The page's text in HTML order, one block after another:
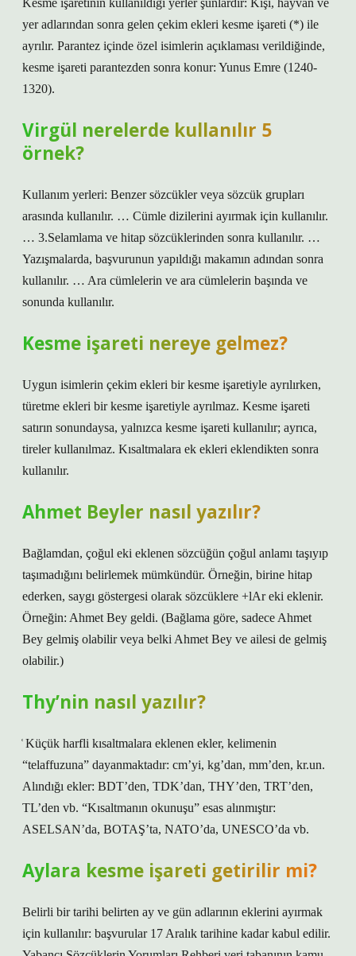
Kesme işaretinin kullanıldığı yerler şunlardır: Kişi, hayvan ve
yer adlarından sonra gelen çekim ekleri kesme işareti (*) ile
ayrılır. Parantez içinde özel isimlerin açıklaması verildiğinde,
kesme işareti parantezden sonra konur: Yunus Emre (1240-
1320).
Virgül nerelerde kullanılır 5
örnek?
Kullanım yerleri: Benzer sözcükler veya sözcük grupları
arasında kullanılır. … Cümle dizilerini ayırmak için kullanılır.
… 3.Selamlama ve hitap sözcüklerinden sonra kullanılır. …
Yazışmalarda, başvurunun yapıldığı makamın adından sonra
kullanılır. … Ara cümlelerin ve ara cümlelerin başında ve
sonunda kullanılır.
Kesme işareti nereye gelmez?
Uygun isimlerin çekim ekleri bir kesme işaretiyle ayrılırken,
türetme ekleri bir kesme işaretiyle ayrılmaz. Kesme işareti
satırın sonundaysa, yalnızca kesme işareti kullanılır; ayrıca,
tireler kullanılmaz. Kısaltmalara ek ekleri eklendikten sonra
kullanılır.
Ahmet Beyler nasıl yazılır?
Bağlamdan, çoğul eki eklenen sözcüğün çoğul anlamı taşıyıp
taşımadığını belirlemek mümkündür. Örneğin, birine hitap
ederken, saygı göstergesi olarak sözcüklere +lAr eki eklenir.
Örneğin: Ahmet Bey geldi. (Bağlama göre, sadece Ahmet
Bey gelmiş olabilir veya belki Ahmet Bey ve ailesi de gelmiş
olabilir.)
Thy’nin nasıl yazılır?
͑ Küçük harfli kısaltmalara eklenen ekler, kelimenin
“telaffuzuna” dayanmaktadır: cm’yi, kg’dan, mm’den, kr.un.
Alındığı ekler: BDT’den, TDK’dan, THY’den, TRT’den,
TL’den vb. “Kısaltmanın okunuşu” esas alınmıştır:
ASELSAN’da, BOTAŞ’ta, NATO’da, UNESCO’da vb.
Aylara kesme işareti getirilir mi?
Belirli bir tarihi belirten ay ve gün adlarının eklerini ayırmak
için kullanılır: başvurular 17 Aralık tarihine kadar kabul edilir.